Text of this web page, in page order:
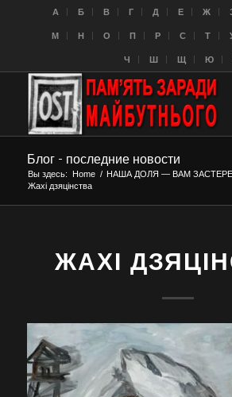
A Б В Г Д Е Ж
M Н О П Р С Т
Ч Ш Щ Ю
Блог - последние новости
Вы здесь: Home / НАША ДОЛЯ — ВАМ
Жахі дзяцінства
ЖАХІ